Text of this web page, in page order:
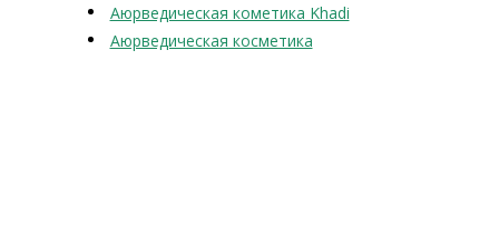
Аюрведическая кометика Khadi
Аюрведическая косметика